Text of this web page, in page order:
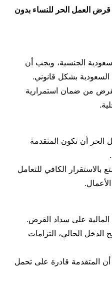
العمل الحر للنساء بدون
الجنسية، ويجب أن
بشكل قانوني.
من ضمان استمرارية
أن تكون المتقدمة
بالاستقرار الكافي للتعامل
على سداد القرض.
الحالي، التزامات
المتقدمة قادرة على تحمل